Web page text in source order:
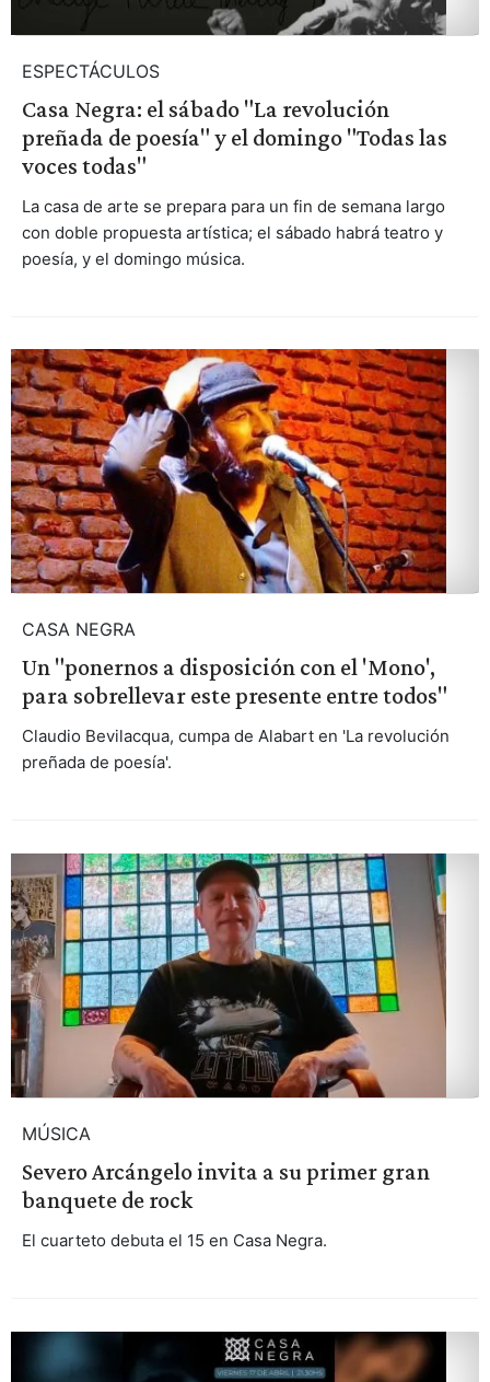
ESPECTÁCULOS
Casa Negra: el sábado "La revolución
preñada de poesía" y el domingo "Todas las
voces todas"
La casa de arte se prepara para un fin de semana largo
con doble propuesta artística; el sábado habrá teatro y
poesía, y el domingo música.
CASA NEGRA
Un "ponernos a disposición con el 'Mono',
para sobrellevar este presente entre todos"
Claudio Bevilacqua, cumpa de Alabart en 'La revolución
preñada de poesía'.
MÚSICA
Severo Arcángelo invita a su primer gran
banquete de rock
El cuarteto debuta el 15 en Casa Negra.